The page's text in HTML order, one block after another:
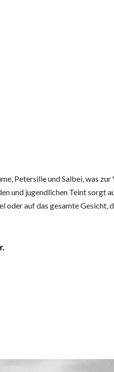
Petersilie und Salbei, was
und jugendlichen Teint sorgt
auf das gesamte Gesicht,